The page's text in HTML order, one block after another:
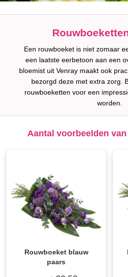
Een rouwboeket is niet zomaar
een laatste eerbetoon aan een
bloemist uit Venray maakt ook
bezorgd deze met extra zorg.
rouwboeketten voor een
worden.
Aantal voorbeelden
Rouwboeket blauw
paars